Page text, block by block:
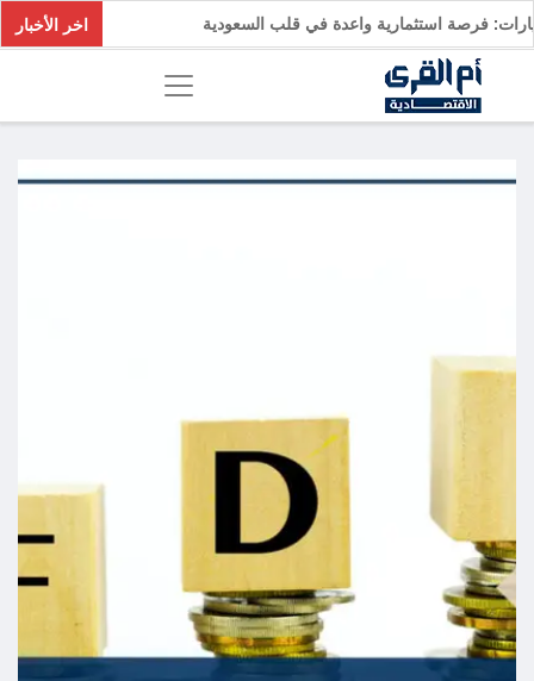
اخر الأخبار فرصة استثمارية واعدة في قلب السعودية